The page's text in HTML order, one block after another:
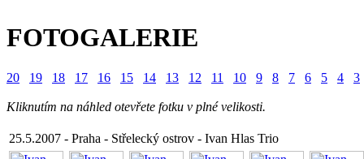
FOTOGALERIE
20 19 18 17 16 15 14 13 12 11 10 9 8 7 6 5 4 3
Kliknutím na náhled otevřete fotku v plné velikosti.
25.5.2007 - Praha - Střelecký ostrov - Ivan Hlas Trio